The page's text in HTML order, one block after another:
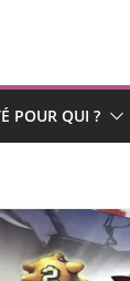
POUR QUI ?